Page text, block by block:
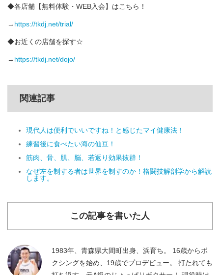
◆各店舗【無料体験・WEB入会】はこちら！
→ https://tkdj.net/trial/
◆お近くの店舗を探す☆
→ https://tkdj.net/dojo/
関連記事
現代人は便利でいいですね！と感じたマイ健康法！
練習後に食べたい海の仙豆！
筋肉、骨、肌、脳、若返り効果抜群！
なぜ左を制する者は世界を制すのか！格闘技解剖学から解読
します。
この記事を書いた人
1983年、青森県大間町出身、浜育ち。 16歳からボ
クシングを始め、19歳でプロデビュー。 打たれても